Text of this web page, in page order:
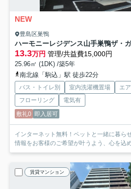
NEW
豊島区巣鴨
ハーモニーレジデンス山手巣鴨ザ・
13.3万円 管理/共益費15,000円
25.96㎡ (1DK) /築5年
南北線「駒込」駅 徒歩22分
バス・トイレ別 室内洗濯機置場 エ
フローリング
電気有
敷礼0 即入居可
インターネット無料！ペットと一緒に暮らせます♪ 東京都内
情報をお客様のご希望が叶うよう、心を込
賃貸マンション